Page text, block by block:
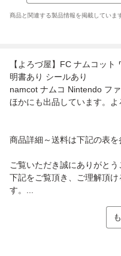
商品と関連する製品情報を掲載していま
【よろづ屋】FC ナムコッ
明書あり シールあり
namcot ナムコ Nintendo フ
ほかにも出品しています。
商品詳細～送料は下記の表を
ご覧いただき誠にありがとう
下記をご覧頂き、ご理解頂
す。...